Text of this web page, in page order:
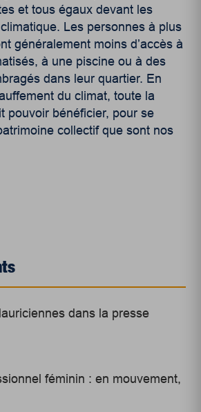
et tous égaux devant les
Les personnes à plus
généralement moins d’accès à
à une piscine ou à des
dans leur quartier. En
du climat, toute la
pouvoir bénéficier, pour se
collectif que sont nos
dans la presse
féminin : en mouvement,